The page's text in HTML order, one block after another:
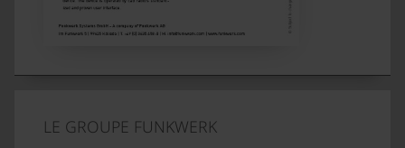
LE GROUPE FUNKWERK